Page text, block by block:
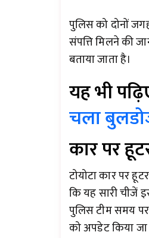
पुलिस को दोनों
संपत्ति मिलने की
बताया जाता है।
यह भी
चला
कार पर
टोयोटा कार पर
कि यह सारी चीजें
पुलिस टीम समय
को अपडेट किया जा